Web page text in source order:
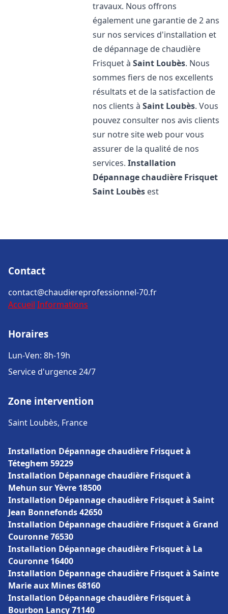
travaux. Nous offrons
également une garantie de 2 ans
sur nos services d'installation et
de dépannage de chaudière
Frisquet àSaint Loubès. Nous
sommes fiers de nos excellents
résultats et de la satisfaction de
nos clients àSaint Loubès. Vous
pouvez consulter nos avis clients
sur notre site web pour vous
assurer de la qualité de nos
services.Installation
Dépannage chaudière Frisquet
Saint Loubès est
Contact
contact@chaudiereprofessionnel-70.fr
Accueil Informations
Horaires
Lun-Ven: 8h-19h
Service d'urgence 24/7
Zone intervention
Saint Loubès, France
Installation Dépannage chaudière Frisquet à
Téteghem 59229
Installation Dépannage chaudière Frisquet à
Mehun sur Yèvre 18500
Installation Dépannage chaudière Frisquet à Saint
Jean Bonnefonds 42650
Installation Dépannage chaudière Frisquet à Grand
Couronne 76530
Installation Dépannage chaudière Frisquet à La
Couronne 16400
Installation Dépannage chaudière Frisquet à Sainte
Marie aux Mines 68160
Installation Dépannage chaudière Frisquet à
Bourbon Lancy 71140